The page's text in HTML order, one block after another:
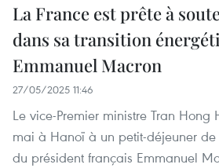
La France est prête à
dans sa transition
Emmanuel Macron
27/05/2025 11:46
Le vice-Premier ministre Tran
mai à Hanoï à un petit-déjeuner
du président français Emmanuel